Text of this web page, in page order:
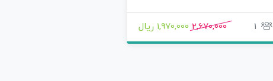
1
2,670,000 1,970,000 ریال